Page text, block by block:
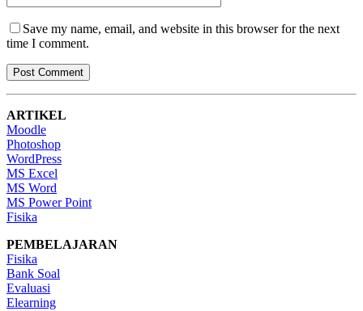
Save my name, email, and website in this browser for the next
time I comment.
ARTIKEL
Moodle
Photoshop
WordPress
MS Excel
MS Word
MS Power Point
Fisika
PEMBELAJARAN
Fisika
Bank Soal
Evaluasi
Elearning